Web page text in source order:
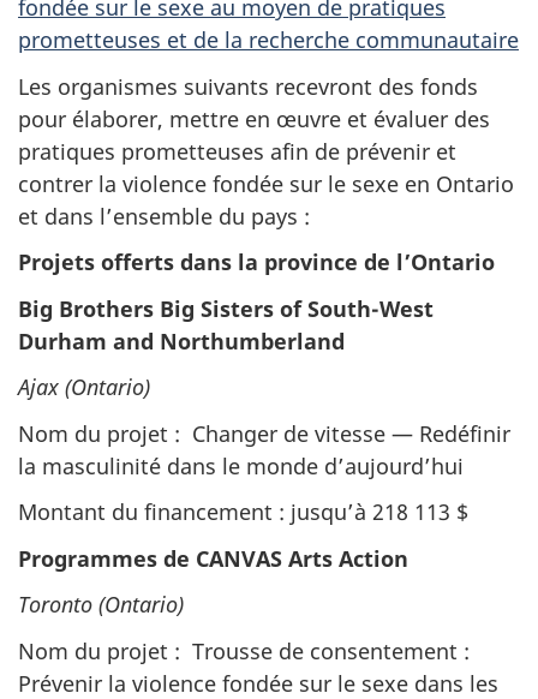
fondée sur le sexe au moyen de pratiques
prometteuses et de la recherche communautaire
Les organismes suivants recevront des fonds
pour élaborer, mettre en œuvre et évaluer des
pratiques prometteuses afin de prévenir et
contrer la violence fondée sur le sexe en Ontario
et dans l’ensemble du pays :
Projets offerts dans la province de l’Ontario
Big Brothers Big Sisters of South-West
Durham and Northumberland
Ajax (Ontario)
Nom du projet : Changer de vitesse — Redéfinir
la masculinité dans le monde d’aujourd’hui
Montant du financement : jusqu’à 218 113 $
Programmes de CANVAS Arts Action
Toronto (Ontario)
Nom du projet : Trousse de consentement :
Prévenir la violence fondée sur le sexe dans les